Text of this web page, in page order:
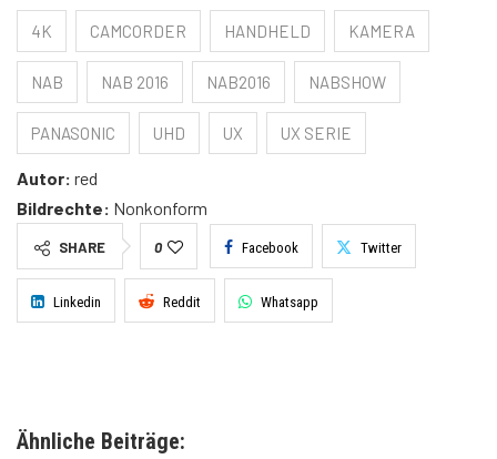
4K CAMCORDER HANDHELD KAMERA
NAB NAB 2016 NAB2016 NABSHOW
PANASONIC UHD UX UX SERIE
Autor: red
Bildrechte: Nonkonform
SHARE 0 Facebook Twitter
Linkedin Reddit Whatsapp
Ähnliche Beiträge: